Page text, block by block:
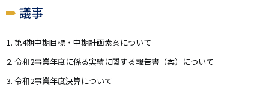
議事
第4期中期目標・中期計画素案について
令和2事業年度に係る実績に関する報告書（案）について
令和2事業年度決算について